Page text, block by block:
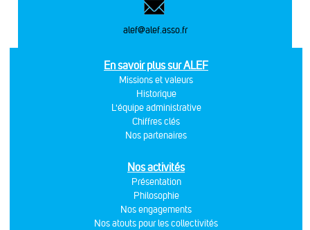
alef@alef.asso.fr
En savoir plus sur ALEF
Missions et valeurs
Historique
L'équipe administrative
Chiffres clés
Nos partenaires
Nos activités
Présentation
Philosophie
Nos engagements
Nos atouts pour les collectivités